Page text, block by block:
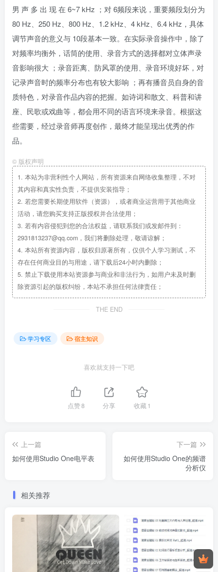
男 声 多 出 现 在 6~7 kHz ；对 6频段来说，重要频段划分为
80 Hz、250 Hz、800 Hz、1.2 kHz、4 kHz、6.4 kHz，具体
调节声音的意义与 10段基本一致。在实际录音操作中，除了
对频率均衡外，话筒的使用、录音方式的选择都对立体声录
音影响很大 ；录音距离、防风罩的使用、录音环境好坏，对
记录声音时的频率分布也有较大影响 ；再有播音员自身的音
质特色，对录音作品内容的把握。如诗词和散文、科普和讲
座、民歌或戏曲等，都会用不同的语言环境来录音。根据这
些需要，经过录音师再度创作，最终才能呈现出优秀的作
品。
© 版权声明
1. 本站为非营利性个人网站，所有资源来自网络收集整理，不对
其内容和真实性负责，不提供安装指导；
2. 若您需要长期使用软件（资源），或者商业运营用于其他商业
活动，请您购买支持正版授权并合法使用；
3. 若有内容侵犯到您的合法权益，请联系我们或发邮件到：
2931813237@qq.com，我们将删除处理，敬请谅解；
4. 本站所有资源内容，版权归原著所有，仅供个人学习测试，不
存在任何商业目的与用途，请下载后24小时内删除；
5. 禁止下载使用本站资源参与商业和非法行为，如用户未及时删
除资源引起的版权纠纷，本站不承担任何法律责任；
THE END
学习专区 宿主知识
喜欢就支持一下吧
点赞8 分享 收藏1
上一篇
如何使用Studio One电平表
下一篇
如何使用Studio One的频谱
分析仪
相关推荐